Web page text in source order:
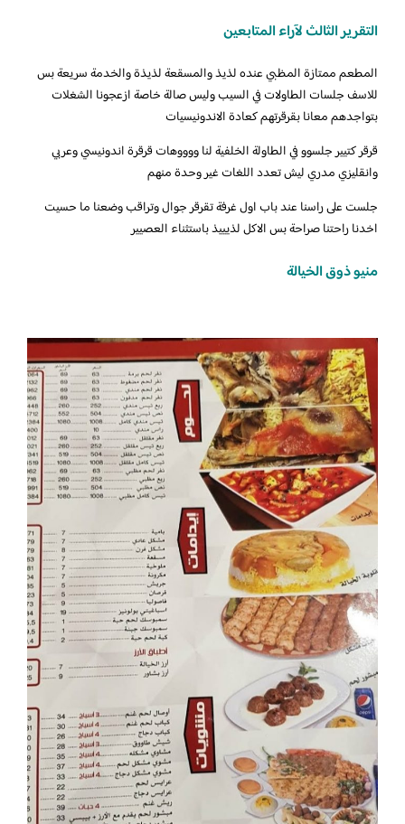
التقرير الثالث لآراء المتابعين
المطعم ممتازة المظبي عنده لذيذ والمسقعة لذيذة والخدمة سريعة بس
للاسف جلسات الطاولات في السيب وليس صالة خاصة ازعجونا الشغلات
بتواجدهم معانا بقرقرتهم كعادة الاندونيسيات
قرقر كتيير جلسوو في الطاولة الخلفية لنا ووووهات قرقرة اندونيسي وعربي
وانقليزي مدري ليش تعدد اللغات غير وحدة منهم
جلست على راسنا عند باب اول غرفة تقرقر جوال وتراقب وضعنا ما حسيت
اخدنا راحتنا صراحة بس الاكل لذيييذ باستثناء العصيير
منيو ذوق الخيالة